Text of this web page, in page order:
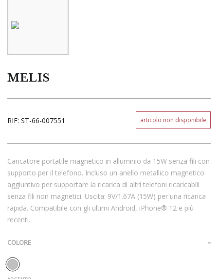
MELIS
RIF: ST-66-007551 articolo non disponibile
Caricatore portatile magnetico in alluminio da 15W senza fili con
supporto per il telefono. Incluso un anello metallico magnetico
aggiuntivo per supportare la ricarica di altri telefoni ricaricabili
senza fili non magnetici. Uscita: 9V/1.67A (15W) per una ricarica
rapida. Compatibile con gli ultimi Android, iPhone® 12 e più
recenti.
COLORE